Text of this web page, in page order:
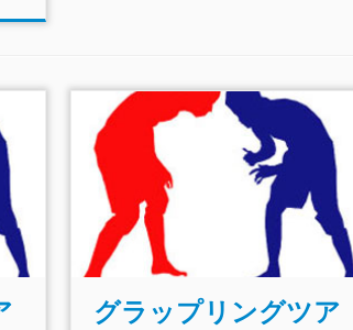
グラップリングツア